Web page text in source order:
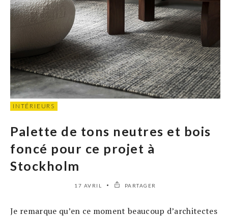
INTÉRIEURS
Palette de tons neutres et bois
foncé pour ce projet à
Stockholm
17 AVRIL PARTAGER
Je remarque qu’en ce moment beaucoup d’architectes